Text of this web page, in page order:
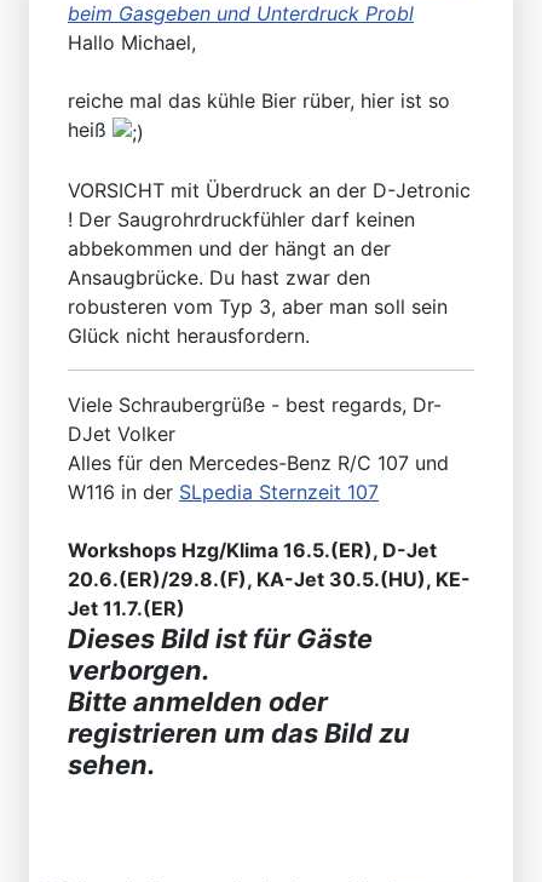
beim Gasgeben und Unterdruck Probl
Hallo Michael,
reiche mal das kühle Bier rüber, hier ist so
heiß
VORSICHT mit Überdruck an der D-Jetronic
! Der Saugrohrdruckfühler darf keinen
abbekommen und der hängt an der
Ansaugbrücke. Du hast zwar den
robusteren vom Typ 3, aber man soll sein
Glück nicht herausfordern.
Viele Schraubergrüße - best regards, Dr-
DJet Volker
Alles für den Mercedes-Benz R/C 107 und
W116 in der SLpedia Sternzeit 107
Workshops Hzg/Klima 16.5.(ER), D-Jet
20.6.(ER)/29.8.(F), KA-Jet 30.5.(HU), KE-
Jet 11.7.(ER)
Dieses Bild ist für Gäste
verborgen.
Bitte anmelden oder
registrieren um das Bild zu
sehen.